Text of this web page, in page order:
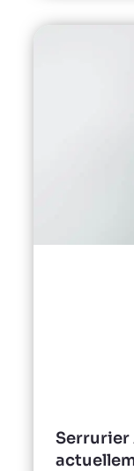
Serrurier